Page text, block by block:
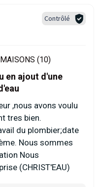
Contrôlé
(10)
en ajout d'une
,nous avons voulu
tres bien.
du plombier;date
Nous sommes
Nous
(CHRIST'EAU)